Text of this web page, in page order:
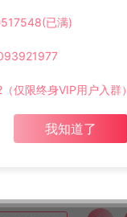
端+详细搭建教程
已满)
仅限终身VIP用户入群）
我知道了